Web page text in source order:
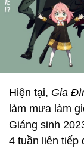
Hiện tại, Gia
làm mưa làm
Giáng sinh
4 tuần liên tiếp